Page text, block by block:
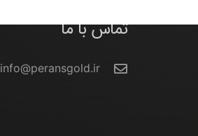
تماس با ما
info@peransgold.ir